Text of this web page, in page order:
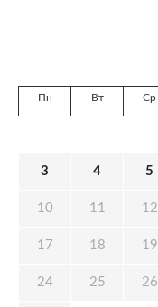
Пн Вт Ср
3 4 5
10 11 12
17 18 19
24 25 26